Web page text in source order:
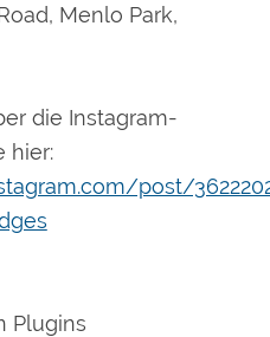
Menlo Park,
die Instagram-
hier:
post/
Plugins